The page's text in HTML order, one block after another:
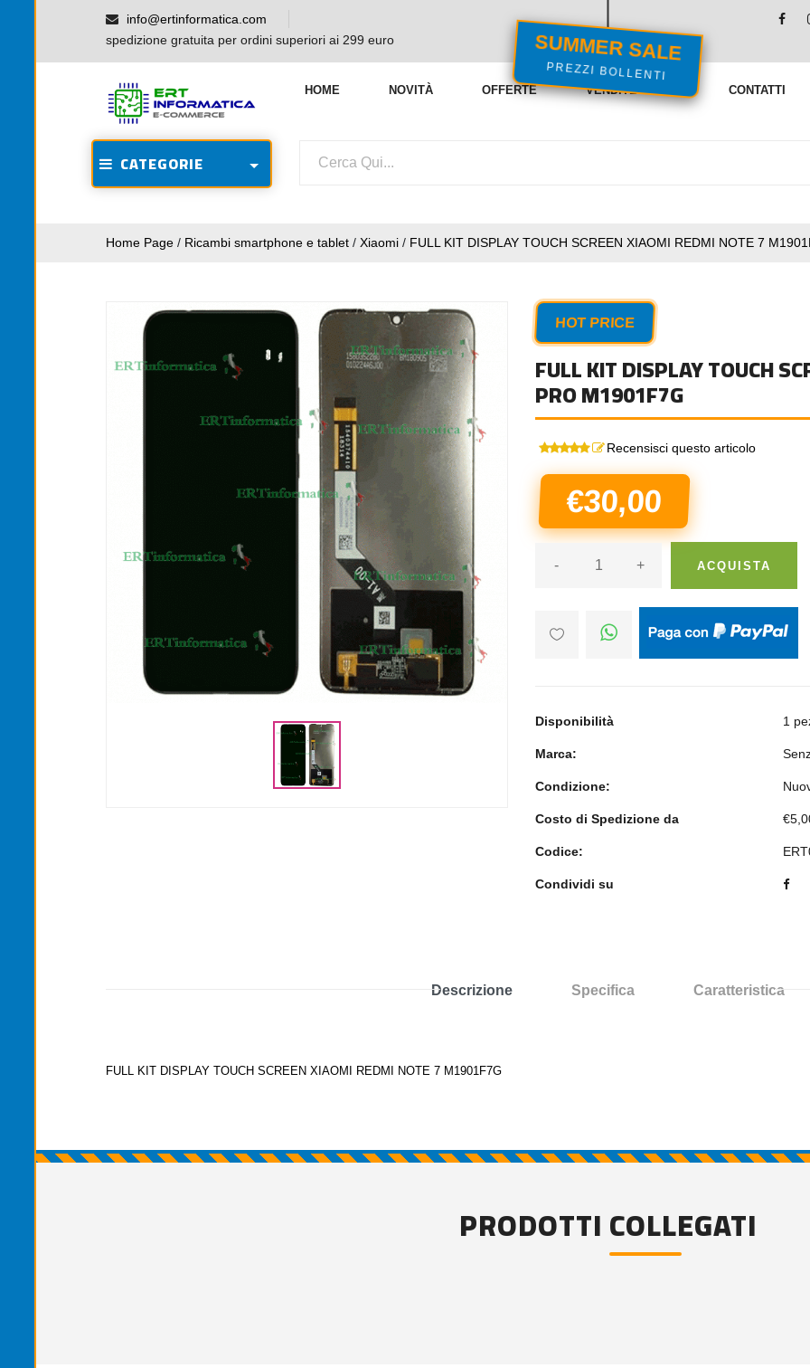
SUMMER SALE
PREZZI BOLLENTI
info@ertinformatica.com
spedizione gratuita per ordini superiori ai 299 euro
HOME NOVITÀ OFFERTE VENDITE FLASH CONTATTI
CATEGORIE
Home Page / Ricambi smartphone e tablet / Xiaomi / FULL KIT DISPLAY TOUCH SCREEN XIAOMI REDMI NOTE 7
HOT PRICE
FULL KIT DISPLAY TOUCH
PRO M1901F7G
Recensisci questo articolo
€30,00
- + ACQUISTA
Disponibilità 1
Marca:
Condizione:
Costo di Spedizione da
Codice:
Condividi su
Descrizione Specifica Caratteristica
FULL KIT DISPLAY TOUCH SCREEN XIAOMI REDMI NOTE 7 M1901F7G
PRODOTTI COLLEGATI